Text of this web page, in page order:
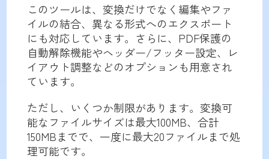
このツールは、変換だけでなく編集やファ
イルの結合、異なる形式へのエクスポート
にも対応しています。さらに、PDF保護の
自動解除機能やヘッダー/フッター設定、レ
イアウト調整などのオプションも用意され
ています。
ただし、いくつか制限があります。変換可
能なファイルサイズは最大100MB、合計
150MBまでで、一度に最大20ファイルまで処
理可能です。